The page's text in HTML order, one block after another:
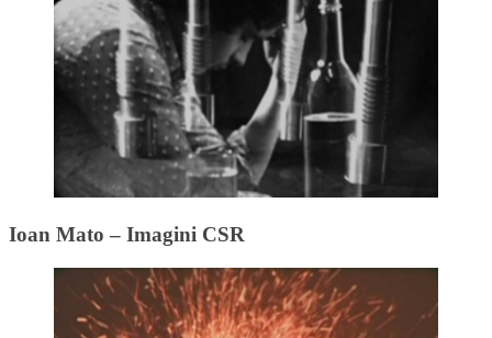
Ioan Mato – Imagini CSR